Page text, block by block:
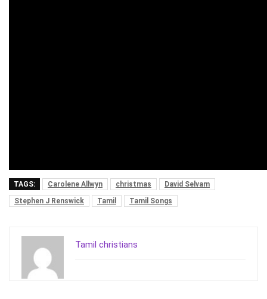
TAGS: Carolene Allwyn christmas
David Selvam
Stephen J Renswick
Tamil Tamil Songs
Tamil christians